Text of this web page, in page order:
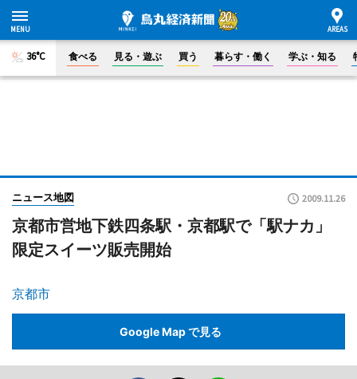
36°C 食べる 見る・遊ぶ 買う 暮らす・働く 学ぶ・知る
ニュース地図 2009.11.26
京都市営地下鉄四条駅・京都駅で「駅ナカ」
限定スイーツ販売開始
京都市
Google Map で見る